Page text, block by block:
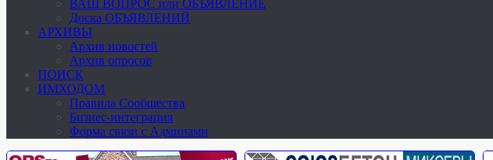
ВАШ ВОПРОС или ОБЪЯВЛЕНИЕ
Доска ОБЪЯВЛЕНИЙ
АРХИВЫ
Архив новостей
Архив опросов
ПОИСК
ИМХОДОМ
Правила Сообщества
Бизнес-интеграция
Форма связи с Админами